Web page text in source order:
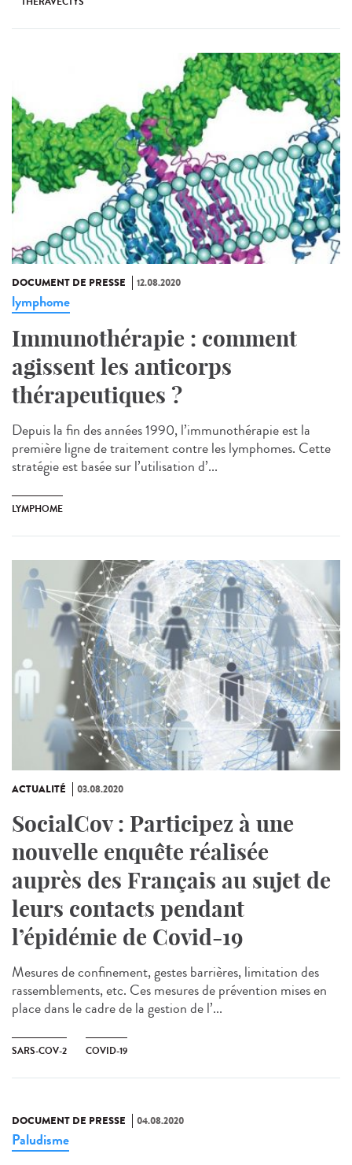
DOCUMENT DE PRESSE 12.08.2020
lymphome
Immunothérapie : comment
agissent les anticorps
thérapeutiques ?
Depuis la fin des années 1990, l’immunothérapie est la
première ligne de traitement contre les lymphomes. Cette
stratégie est basée sur l’utilisation d’...
LYMPHOME
ACTUALITÉ 03.08.2020
SocialCov : Participez à une
nouvelle enquête réalisée
auprès des Français au sujet de
leurs contacts pendant
l’épidémie de Covid-19
Mesures de confinement, gestes barrières, limitation des
rassemblements, etc. Ces mesures de prévention mises en
place dans le cadre de la gestion de l’...
SARS-COV-2 COVID-19
DOCUMENT DE PRESSE 04.08.2020
Paludisme